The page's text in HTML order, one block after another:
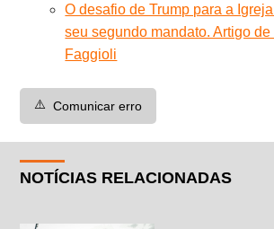
O desafio de Trump para a
seu segundo mandato. Artigo
Faggioli
⚠️ Comunicar erro
NOTÍCIAS RELACIONADAS